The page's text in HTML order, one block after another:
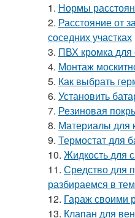
1. Нормы
2. Расстояние от
соседних участках
3. ПВХ кромка
4. Монтаж
5. Как выбрать
6. Установить
7. Резиновая
8. Материалы для
9. Термостат для
10. Жидкость для
11. Средство для
разбираемся в
12. Гараж своими
13. Клапан для